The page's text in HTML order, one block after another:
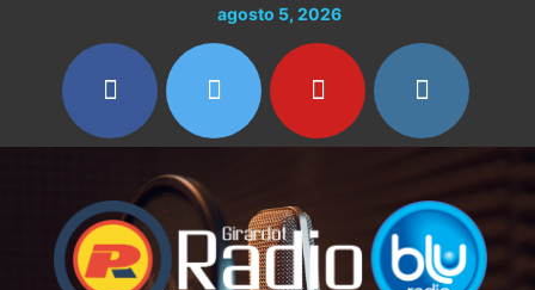
contenido
agosto 5, 2026